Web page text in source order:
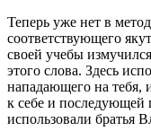
Теперь уже нет в
соответствующего
своей учебы
этого слова. Здесь
нападающего на тебя,
к себе и последующей
использовали братья